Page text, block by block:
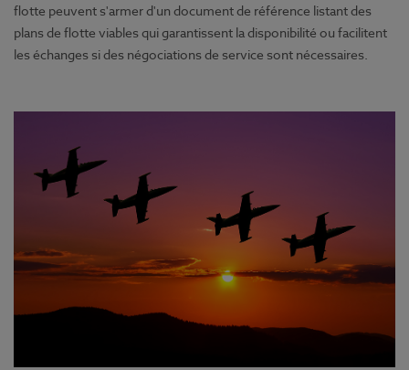
flotte peuvent s'armer d'un document de référence listant des
plans de flotte viables qui garantissent la disponibilité ou facilitent
les échanges si des négociations de service sont nécessaires.